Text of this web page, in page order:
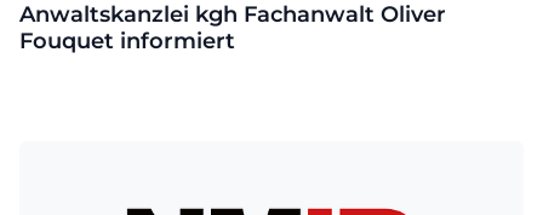
Anwaltskanzlei kgh Fachanwalt Oliver
Fouquet informiert